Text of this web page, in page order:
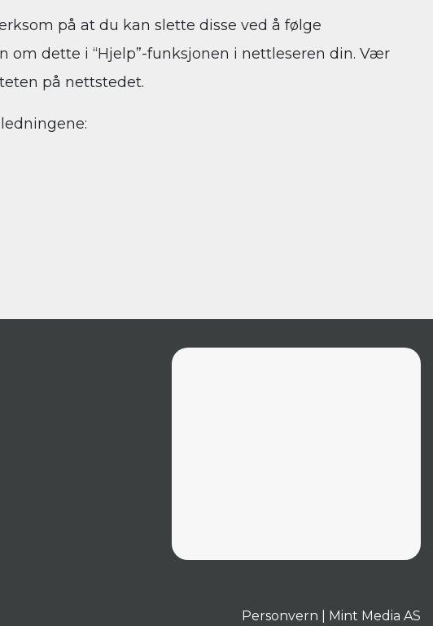
på at du kan slette disse ved å følge
dette i “Hjelp”-funksjonen i nettleseren din. Vær
på nettstedet.
Personvern Mint Media AS